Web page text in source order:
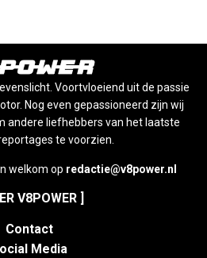
Voortvloeiend uit de passie
Nog even gepassioneerd zijn wij
andere liefhebbers van het laatste
te voorzien.
welkom op redactie@v8power.nl
V8POWER ]
Contact
Media